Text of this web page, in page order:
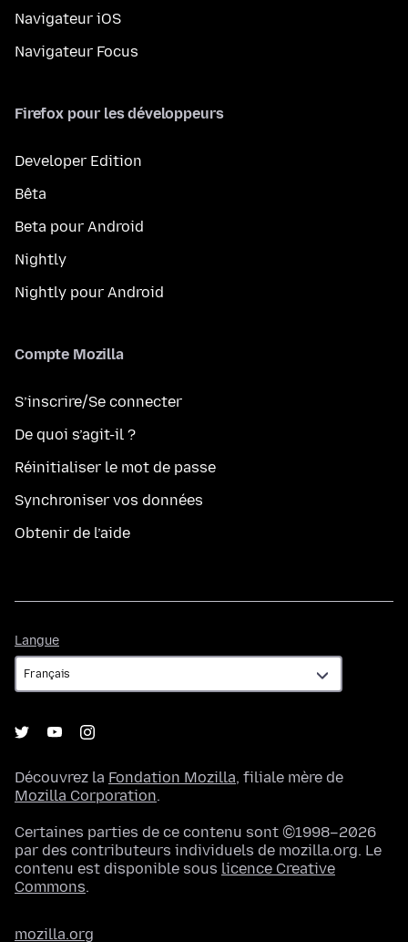
Navigateur iOS
Navigateur Focus
Firefox pour les développeurs
Developer Edition
Bêta
Beta pour Android
Nightly
Nightly pour Android
Compte Mozilla
S’inscrire/Se connecter
De quoi s’agit-il ?
Réinitialiser le mot de passe
Synchroniser vos données
Obtenir de l’aide
Langue
Découvrez la Fondation Mozilla, filiale mère de
Mozilla Corporation.
Certaines parties de ce contenu sont ©1998–2026
par des contributeurs individuels de mozilla.org. Le
contenu est disponible sous licence Creative
Commons.
mozilla.org